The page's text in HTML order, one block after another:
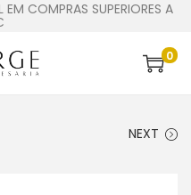
COMPRAS SUPERIORES A
0
NEXT